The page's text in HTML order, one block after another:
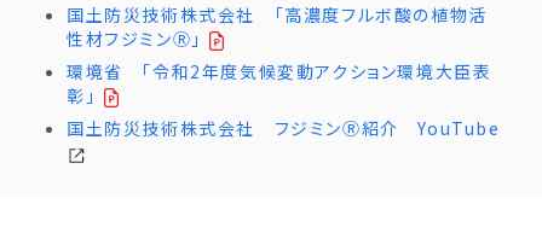
国土防災技術株式会社 「高濃度フルボ酸の植物活
性材フジミンⓇ」
環境省 「令和2年度気候変動アクション環境大臣表
彰」
国土防災技術株式会社 フジミンⓇ紹介 YouTube